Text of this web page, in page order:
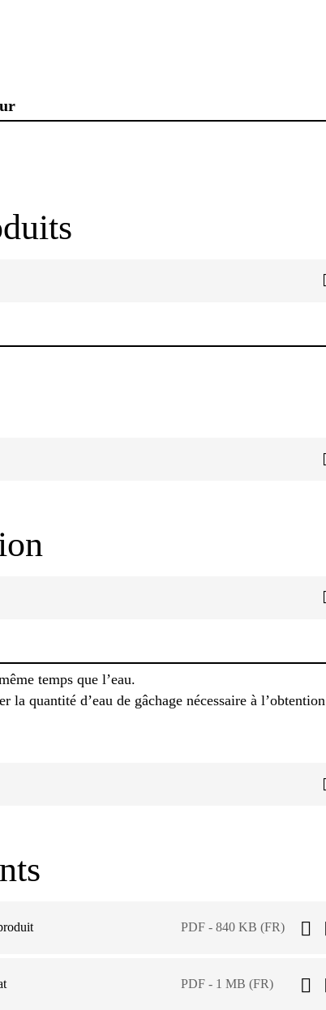
temps que l’eau.
quantité d’eau de gâchage nécessaire à l’obtention
PDF - 840 KB (FR)
PDF - 1 MB (FR)